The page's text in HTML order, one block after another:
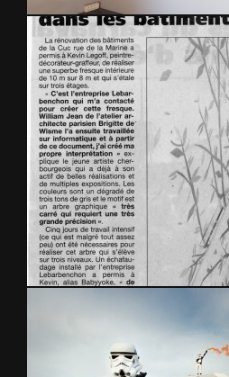
Restaurant Le Bistronomic – Valognes